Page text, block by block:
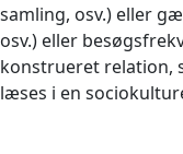
samling, osv.) eller
osv.) eller
konstrueret relation,
læses i en